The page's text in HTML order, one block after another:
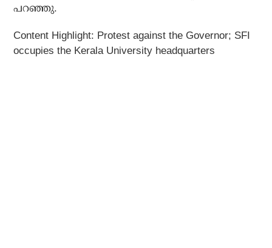
പറഞ്ഞു.
Content Highlight: Protest against the Governor; SFI
occupies the Kerala University headquarters